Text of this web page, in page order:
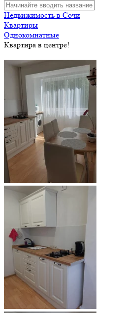
Недвижимость в Сочи
Квартиры
Однокомнатные
Квартира в центре!